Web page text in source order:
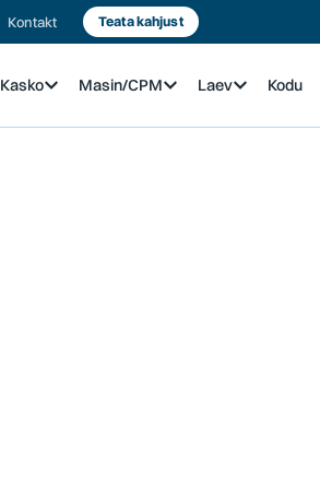
Kontakt Teata kahjust
Kasko Masin/CPM Laev Kodu